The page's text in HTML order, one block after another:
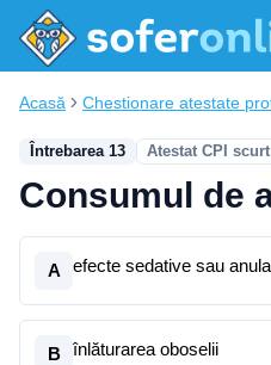
Acasă Chestionare atestate
Întrebarea 13 Atestat CPI
Consumul de
A efecte sedative sau
B înlăturarea oboselii